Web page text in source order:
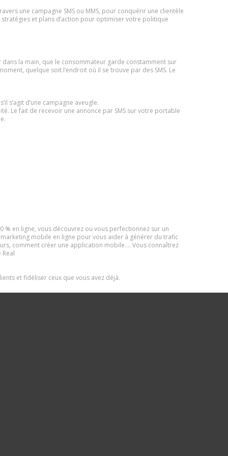
une campagne SMS ou MMS, pour conquérir une clientèle
et plans d’action pour optimiser votre politique
la main, que le consommateur garde constamment sur
quelque soit l’endroit où il se trouve par des SMS. Le
s’agit d’une campagne aveugle.
Le fait de recevoir une annonce par SMS sur votre portable
en ligne, vous découvrez ou vous perfectionnez sur un
mobile en ligne pour vous aider à générer du trafic
comment créer une application mobile…. Vous connaîtrez
et fidéliser ceux que vous avez déjà.